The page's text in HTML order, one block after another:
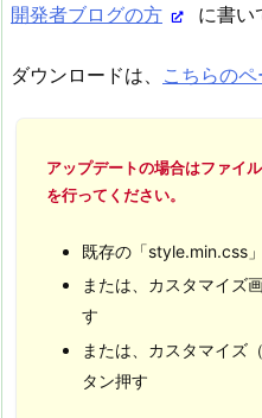
開発者ブログの方
に書い
ダウンロードは、 こちらのペ
アップデートの場合はファイ
を行ってください。
既存の「style.min.css
または、カスタマイズ
す
または、カスタマイズ
タン押す